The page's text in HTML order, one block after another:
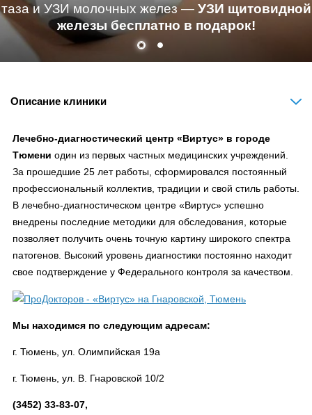
таза и УЗИ молочных желез — УЗИ щитовидной
железы бесплатно в подарок!
Описание клиники
Лечебно-диагностический центр «Виртус» в городе
Тюмени один из первых частных медицинских учреждений.
За прошедшие 25 лет работы, сформировался постоянный
профессиональный коллектив, традиции и свой стиль работы.
В лечебно-диагностическом центре «Виртус» успешно
внедрены последние методики для обследования, которые
позволяет получить очень точную картину широкого спектра
патогенов. Высокий уровень диагностики постоянно находит
свое подтверждение у Федерального контроля за качеством.
Мы находимся по следующим адресам:
г. Тюмень, ул. Олимпийская 19а
г. Тюмень, ул. В. Гнаровской 10/2
(3452) 33-83-07,